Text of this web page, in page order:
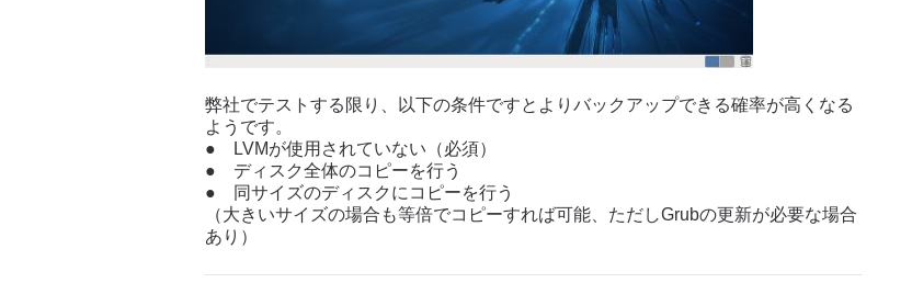
弊社でテストする限り、以下の条件ですとよりバックアップできる確率が高くなる
ようです。
● LVMが使用されていない（必須）
● ディスク全体のコピーを行う
● 同サイズのディスクにコピーを行う
（大きいサイズの場合も等倍でコピーすれば可能、ただしGrubの更新が必要な場合
あり）